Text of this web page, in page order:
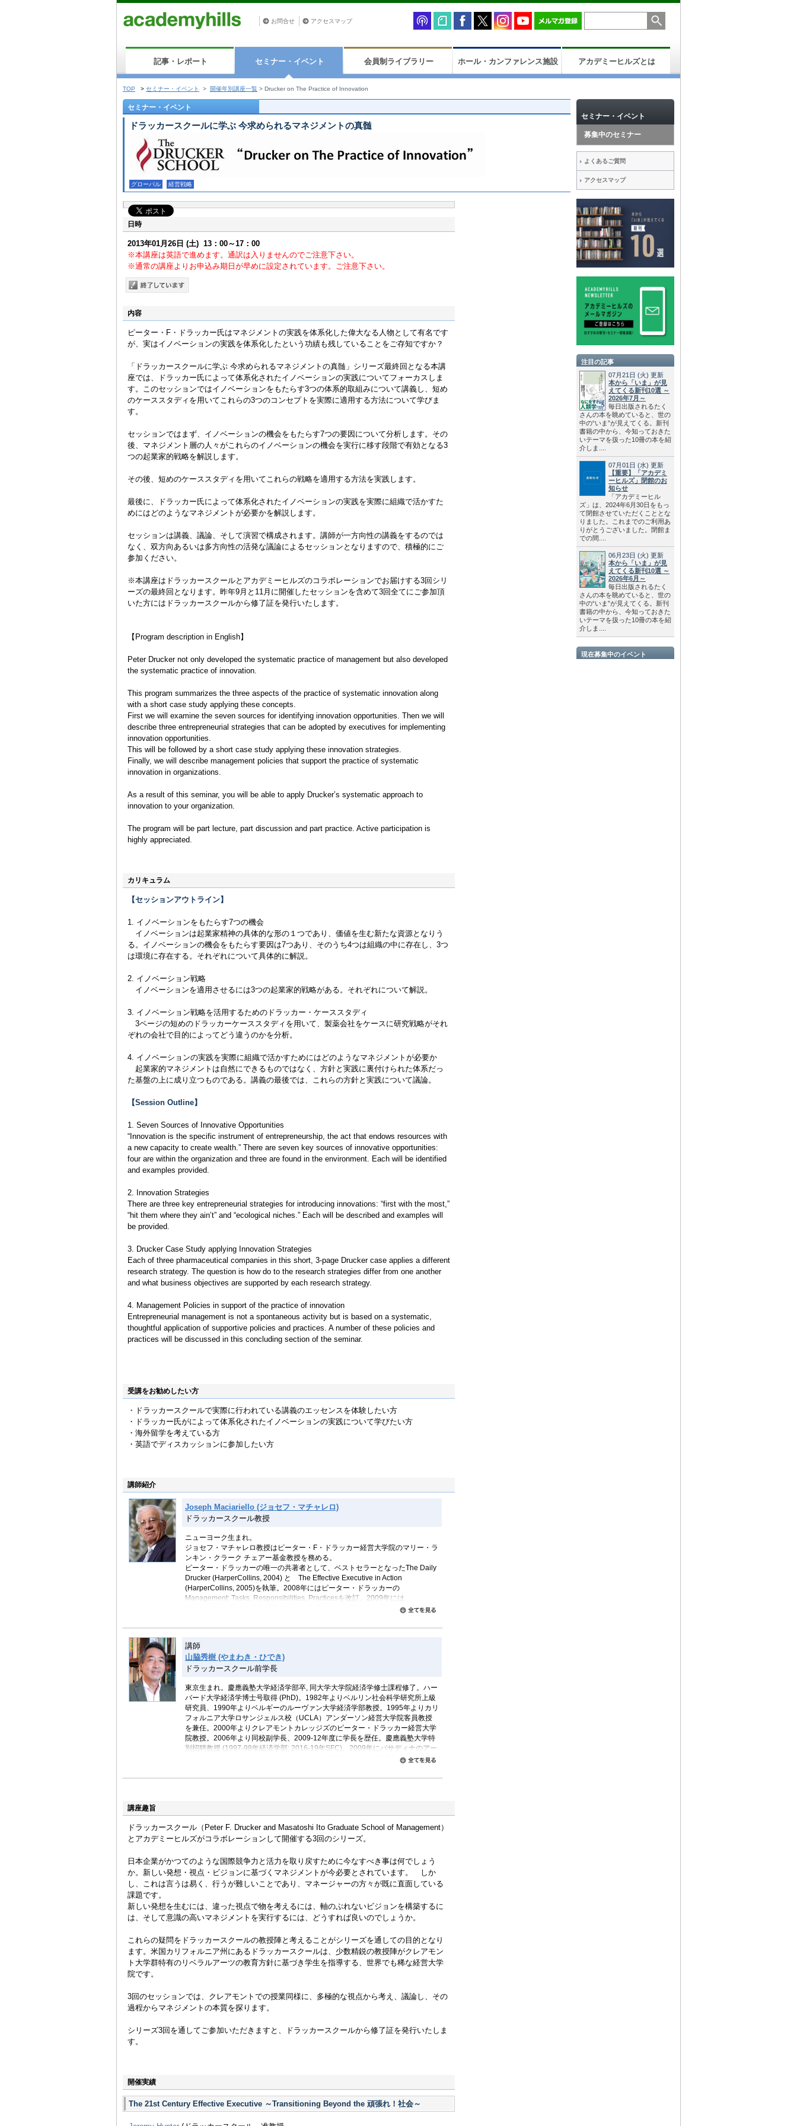
お問合せ アクセスマップ
記事・レポート セミナー・イベント 会員制ライブラリー ホール・カンファレンス施設 アカデミーヒルズとは
TOP > セミナー・イベント > 開催年別講座一覧 > Drucker on The Practice of Innovation
セミナー・イベント
ドラッカースクールに学ぶ 今求められるマネジメントの真髄
グローバル 経営戦略
日時
2013年01月26日 (土) 13：00～17：00
※本講座は英語で進めます。通訳は入りませんのでご注意下さい。
※通常の講座よりお申込み期日が早めに設定されています。ご注意下さい。
内容
ピーター・F・ドラッカー氏はマネジメントの実践を体系化した偉大なる人物として有名です
が、実はイノベーションの実践を体系化したという功績も残していることをご存知ですか？
「ドラッカースクールに学ぶ 今求められるマネジメントの真髄」シリーズ最終回となる本講
座では、ドラッカー氏によって体系化されたイノベーションの実践についてフォーカスしま
す。このセッションではイノベーションをもたらす3つの体系的取組みについて講義し、短め
のケーススタディを用いてこれらの3つのコンセプトを実際に適用する方法について学びま
す。
セッションではまず、イノベーションの機会をもたらす7つの要因について分析します。その
後、マネジメント層の人々がこれらのイノベーションの機会を実行に移す段階で有効となる3
つの起業家的戦略を解説します。
その後、短めのケーススタディを用いてこれらの戦略を適用する方法を実践します。
最後に、ドラッカー氏によって体系化されたイノベーションの実践を実際に組織で活かすた
めにはどのようなマネジメントが必要かを解説します。
セッションは講義、議論、そして演習で構成されます。講師が一方向性の講義をするのでは
なく、双方向あるいは多方向性の活発な議論によるセッションとなりますので、積極的にご
参加ください。
※本講座はドラッカースクールとアカデミーヒルズのコラボレーションでお届けする3回シリ
ーズの最終回となります。昨年9月と11月に開催したセッションを含めて3回全てにご参加頂
いた方にはドラッカースクールから修了証を発行いたします。
【Program description in English】
Peter Drucker not only developed the systematic practice of management but also developed
the systematic practice of innovation.
This program summarizes the three aspects of the practice of systematic innovation along
with a short case study applying these concepts.
First we will examine the seven sources for identifying innovation opportunities. Then we will
describe three entrepreneurial strategies that can be adopted by executives for implementing
innovation opportunities.
This will be followed by a short case study applying these innovation strategies.
Finally, we will describe management policies that support the practice of systematic
innovation in organizations.
As a result of this seminar, you will be able to apply Drucker’s systematic approach to
innovation to your organization.
The program will be part lecture, part discussion and part practice. Active participation is
highly appreciated.
カリキュラム
【セッションアウトライン】
1. イノベーションをもたらす7つの機会
イノベーションは起業家精神の具体的な形の１つであり、価値を生む新たな資源となりう
る。イノベーションの機会をもたらす要因は7つあり、そのうち4つは組織の中に存在し、3つ
は環境に存在する。それぞれについて具体的に解説。
2. イノベーション戦略
イノベーションを適用させるには3つの起業家的戦略がある。それぞれについて解説。
3. イノベーション戦略を活用するためのドラッカー・ケーススタディ
3ページの短めのドラッカーケーススタディを用いて、製薬会社をケースに研究戦略がそれ
ぞれの会社で目的によってどう違うのかを分析。
4. イノベーションの実践を実際に組織で活かすためにはどのようなマネジメントが必要か
起業家的マネジメントは自然にできるものではなく、方針と実践に裏付けられた体系だっ
た基盤の上に成り立つものである。講義の最後では、これらの方針と実践について議論。
【Session Outline】
1. Seven Sources of Innovative Opportunities
“Innovation is the specific instrument of entrepreneurship, the act that endows resources with
a new capacity to create wealth.” There are seven key sources of innovative opportunities:
four are within the organization and three are found in the environment. Each will be identified
and examples provided.
2. Innovation Strategies
There are three key entrepreneurial strategies for introducing innovations: “first with the most,”
“hit them where they ain’t” and “ecological niches.” Each will be described and examples will
be provided.
3. Drucker Case Study applying Innovation Strategies
Each of three pharmaceutical companies in this short, 3-page Drucker case applies a different
research strategy. The question is how do to the research strategies differ from one another
and what business objectives are supported by each research strategy.
4. Management Policies in support of the practice of innovation
Entrepreneurial management is not a spontaneous activity but is based on a systematic,
thoughtful application of supportive policies and practices. A number of these policies and
practices will be discussed in this concluding section of the seminar.
受講をお勧めしたい方
・ドラッカースクールで実際に行われている講義のエッセンスを体験したい方
・ドラッカー氏がによって体系化されたイノベーションの実践について学びたい方
・海外留学を考えている方
・英語でディスカッションに参加したい方
講師紹介
Joseph Maciariello (ジョセフ・マチャレロ)
ドラッカースクール教授
ニューヨーク生まれ。
ジョセフ・マチャレロ教授はピーター・F・ドラッカー経営大学院のマリー・ラ
ンキン・クラーク チェアー基金教授を務める。
ピーター・ドラッカーの唯一の共著者として、ベストセラーとなったThe Daily
Drucker (HarperCollins, 2004) と The Effective Executive in Action
(HarperCollins, 2005)を執筆。2008年にはピーター・ドラッカーの
Management: Tasks, Responsibilities, Practicesを改訂、2009年には
Drucker’s Timeless Vision for Building Effective Organizations (McGraw-Hill,
カリフォルニア州クレアモントにあるドラッカー経営大学院ではMBAとエクゼ
キュティブプログラムのために"Drucker on Management”を教える。マチャレ
Curriculum）"は中国、インド、ブラジル、日本、そしてブルガリアの大学・企
業・組織で現在使用されている。 過去に多数の企業・非営利団体の役員を歴
任、最近では研究課題であるソーシャルセクターの機関の役員を務める。
1973年にニューヨーク大学より経済学博士号（PhD）を取得。
講師
山脇秀樹 (やまわき・ひでき)
ドラッカースクール前学長
東京生まれ。慶應義塾大学経済学部卒, 同大学大学院経済学修士課程修了。ハー
バード大学経済学博士号取得 (PhD)。1982年よりベルリン社会科学研究所上級
研究員、1990年よりベルギーのルーヴァン大学経済学部教授。1995年よりカリ
フォルニア大学ロサンジェルス校（UCLA）アンダーソン経営大学院客員教授
を兼任。2000年よりクレアモントカレッジズのピーター・ドラッカー経営大学
院教授。2006年より同校副学長、2009-12年度に学長を歴任。慶應義塾大学特
別招聘教授 (1997-98年経済学部; 2016-19年SFC)。2009年にパサディナのアー
ト・センター・カレッジ・オブ・デザインと共同でデザイン思考を企業戦略に
ィレクターを兼任する。日本語の著書に『戦略の創造学—ドラッカー で気づ
講座趣旨
ドラッカースクール（Peter F. Drucker and Masatoshi Ito Graduate School of Management）
とアカデミーヒルズがコラボレーションして開催する3回のシリーズ。
日本企業がかつてのような国際競争力と活力を取り戻すために今なすべき事は何でしょう
か。新しい発想・視点・ビジョンに基づくマネジメントが今必要とされています。 しか
し、これは言うは易く、行うが難しいことであり、マネージャーの方々が既に直面している
課題です。
新しい発想を生むには、違った視点で物を考えるには、軸のぶれないビジョンを構築するに
は、そして意識の高いマネジメントを実行するには、どうすれば良いのでしょうか。
これらの疑問をドラッカースクールの教授陣と考えることがシリーズを通しての目的となり
ます。米国カリフォルニア州にあるドラッカースクールは、少数精鋭の教授陣がクレアモン
ト大学群特有のリベラルアーツの教育方針に基づき学生を指導する、世界でも稀な経営大学
院です。
3回のセッションでは、クレアモントでの授業同様に、多極的な視点から考え、議論し、その
過程からマネジメントの本質を探ります。
シリーズ3回を通してご参加いただきますと、ドラッカースクールから修了証を発行いたしま
す。
開催実績
The 21st Century Effective Executive ～Transitioning Beyond the 頑張れ！社会～
セミナー・イベント
募集中のセミナー
よくあるご質問
アクセスマップ
注目の記事
07月21日 (火) 更新
本から「いま」が見
えてくる新刊10選 ～
2026年7月～
毎日出版されるたく
さんの本を眺めていると、世の
中の“いま”が見えてくる。新刊
書籍の中から、今知っておきた
いテーマを扱った10冊の本を紹
介しま....
07月01日 (水) 更新
【重要】「アカデミ
ーヒルズ」閉館のお
知らせ
「アカデミーヒル
ズ」は、2024年6月30日をもっ
て閉館させていただくこととな
りました。これまでのご利用あ
りがとうございました。閉館ま
での間....
06月23日 (火) 更新
本から「いま」が見
えてくる新刊10選 ～
2026年6月～
毎日出版されるたく
さんの本を眺めていると、世の
中の“いま”が見えてくる。新刊
書籍の中から、今知っておきた
いテーマを扱った10冊の本を紹
介しま....
現在募集中のイベント